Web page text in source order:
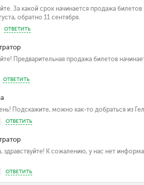
За какой срок начинается продажа
обратно 11 сентября.
ОТВЕТИТЬ
Предварительная продажа билетов
ОТВЕТИТЬ
Подскажите, можно как-то добраться из
ОТВЕТИТЬ
здравствуйте! К сожалению, у нас нет
ОТВЕТИТЬ